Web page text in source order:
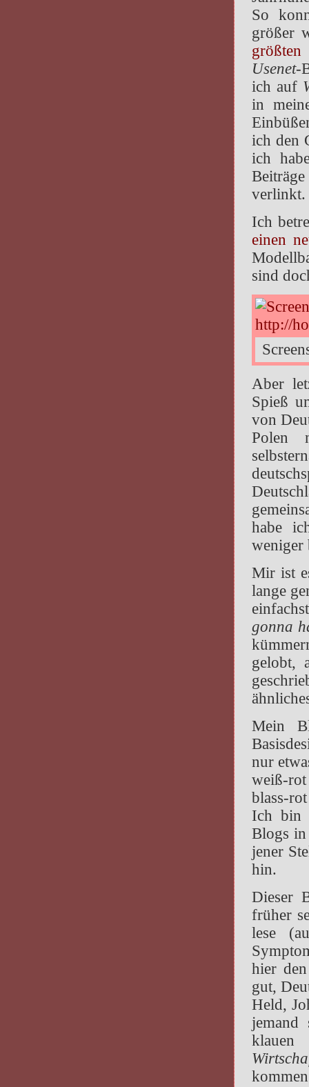
So
größer
größten
Usenet-
ich auf
in
ich den
ich
verlinkt.
Ich
einen
sind
Aber
Spieß
von
Polen
habe
weniger
Mir ist
lange
gonna
gelobt,
Mein
nur
weiß-
blass-
Ich bin
Blogs in
jener
hin.
Dieser
früher
lese
hier
gut,
Held,
jemand